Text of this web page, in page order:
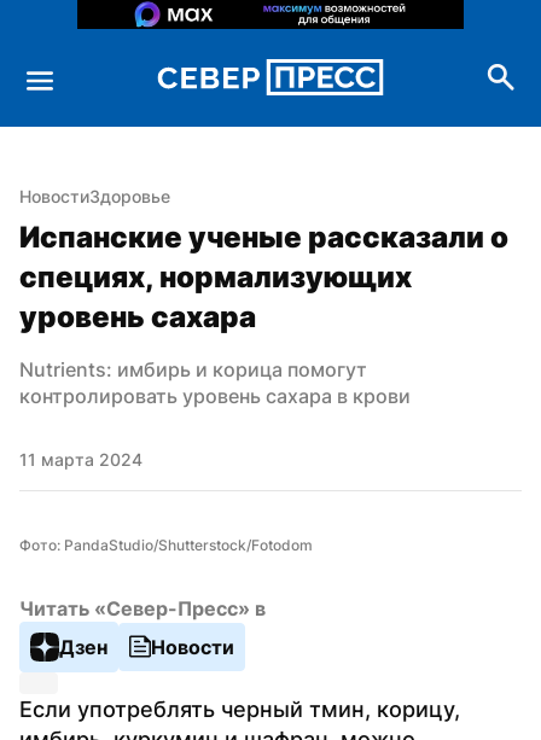
НовостиЗдоровье
Испанские ученые рассказали о
специях, нормализующих
уровень сахара
Nutrients: имбирь и корица помогут
контролировать уровень сахара в крови
11 марта 2024
Фото: PandaStudio/Shutterstock/Fotodom
Читать «Север-Пресс» в
Дзен
Новости
Если употреблять черный тмин, корицу,